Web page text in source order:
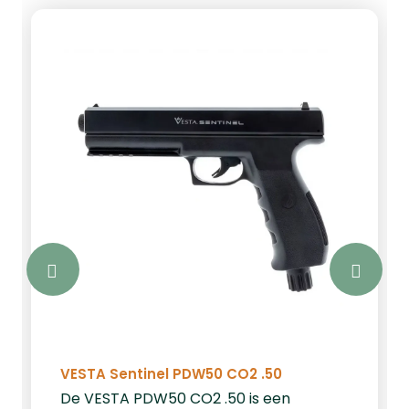
verhoudingen altijd correct blijven,
ongeacht de vergroting.De vergroting
van 5 tot 25 keer maakt deze richtkijker
bijzonder geschikt voor afstanden van
middellang tot ver. De soepele
zoomverstelling is voorzien van een
praktische throw lever die, indien
gewenst, eenvoudig kan worden
verwijderd of vervangen door een
meegeleverde inbusschroef.U kunt
of een EHR-1C draadkruis met ¼ MOA
VESTA Sentinel PDW50 CO2 .50
De VESTA PDW50 CO2 .50 is een